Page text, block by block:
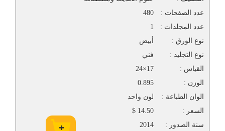
عدد الصفحات :
480
عدد المجلدات :
1
نوع الورق :
أبيض
نوع التجليد :
فني
القياس :
17×24
الوزن :
0.895
الوان الطباعة :
لون واحد
السعر :
14.50 $
سنة الصدور :
2014